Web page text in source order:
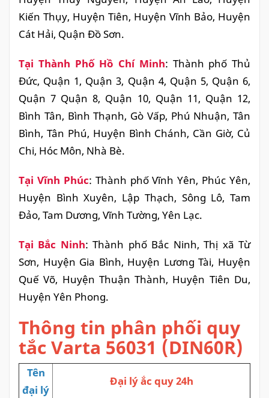
Kiến Thụy, Huyện Tiên, Huyện Vĩnh Bảo, Huyện
Cát Hải, Quận Đồ Sơn.
Tại Thành Phố Hồ Chí Minh: Thành phố Thủ
Đức, Quận 1, Quận 3, Quận 4, Quận 5, Quận 6,
Quận 7 Quận 8, Quận 10, Quận 11, Quận 12,
Bình Tân, Bình Thạnh, Gò Vấp, Phú Nhuận, Tân
Bình, Tân Phú, Huyện Bình Chánh, Cần Giờ, Củ
Chi, Hóc Môn, Nhà Bè.
Tại Vĩnh Phúc: Thành phố Vĩnh Yên, Phúc Yên,
Huyện Bình Xuyên, Lập Thạch, Sông Lô, Tam
Đảo, Tam Dương, Vĩnh Tường, Yên Lạc.
Tại Bắc Ninh: Thành phố Bắc Ninh, Thị xã Từ
Sơn, Huyện Gia Bình, Huyện Lương Tài, Huyện
Quế Võ, Huyện Thuận Thành, Huyện Tiên Du,
Huyện Yên Phong.
Thông tin phân phối quy
tắc Varta 56031 (DIN60R)
Tên
đại lý
Đại lý ắc quy 24h